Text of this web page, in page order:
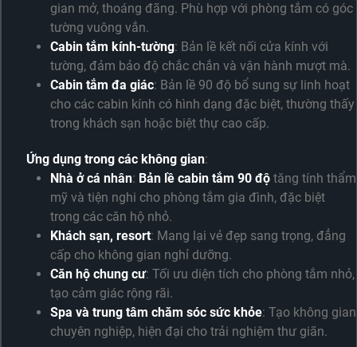
gian mở, thoáng đãng. Phù hợp với phòng tắm có góc
tường vuông vắn.
Cabin tắm kính-tường: Bản lề kết nối cửa kính với
tường, đảm bảo độ chắc chắn và vận hành mượt mà.
Cabin tắm đa giác: Bản lề 90 độ bổ sung sự linh hoạt
cho các cabin kính có hình dạng đặc biệt, thường thấy
trong khách sạn hoặc biệt thự cao cấp.
Ứng dụng trong các không gian:
Nhà ở cá nhân: Bản lề cabin tắm 90 độ tăng tính thẩm
mỹ và tiện nghi cho phòng tắm gia đình, đặc biệt
trong các căn hộ nhỏ.
Khách sạn, resort: Mang lại vẻ đẹp sang trọng, đẳng
cấp cho không gian nghỉ dưỡng.
Căn hộ chung cư: Tối ưu diện tích cho phòng tắm nhỏ,
tạo cảm giác rộng rãi.
Spa và trung tâm chăm sóc sức khỏe: Tạo không gian
chuyên nghiệp, hiện đại cho trải nghiệm thư giãn.